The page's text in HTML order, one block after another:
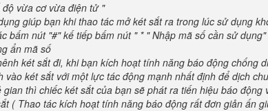
vừa cơ vừa điện tử "
giúp bạn khi thao tác mở két sắt ra trong lúc sử dụng
bấm nút "#" kế tiếp bấm nút " * " Nhập mã số cần sử
ẩn mã số
két sắt đi, khi bạn kích hoạt tính năng báo động chống di
két sắt với một lực tác động mạnh nhất định để dịch
thì chiếc két sắt của bạn sẽ phát ra tiến hiệu báo động
( Thao tác kích hoạt tính năng báo động rất đơn giản ấn